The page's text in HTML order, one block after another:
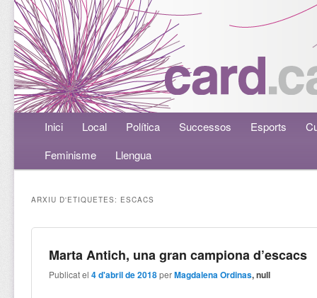
Menú principalAneu al contingut principal
Aneu al contingut secundari
Inici Local Política Successos Esports
Feminisme
Llengua
ARXIU D'ETIQUETES: ESCACS
Marta Antich, una gran campiona d’escacs
Publicat el4 d'abril de 2018 perMagdalena Ordinas, null